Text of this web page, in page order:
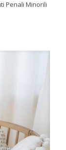
Penali Minorili